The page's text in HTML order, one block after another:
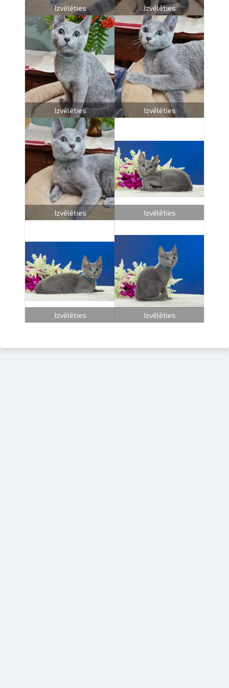
Izvēlēties Izvēlēties
Izvēlēties Izvēlēties
Izvēlēties Izvēlēties
Izvēlēties Izvēlēties